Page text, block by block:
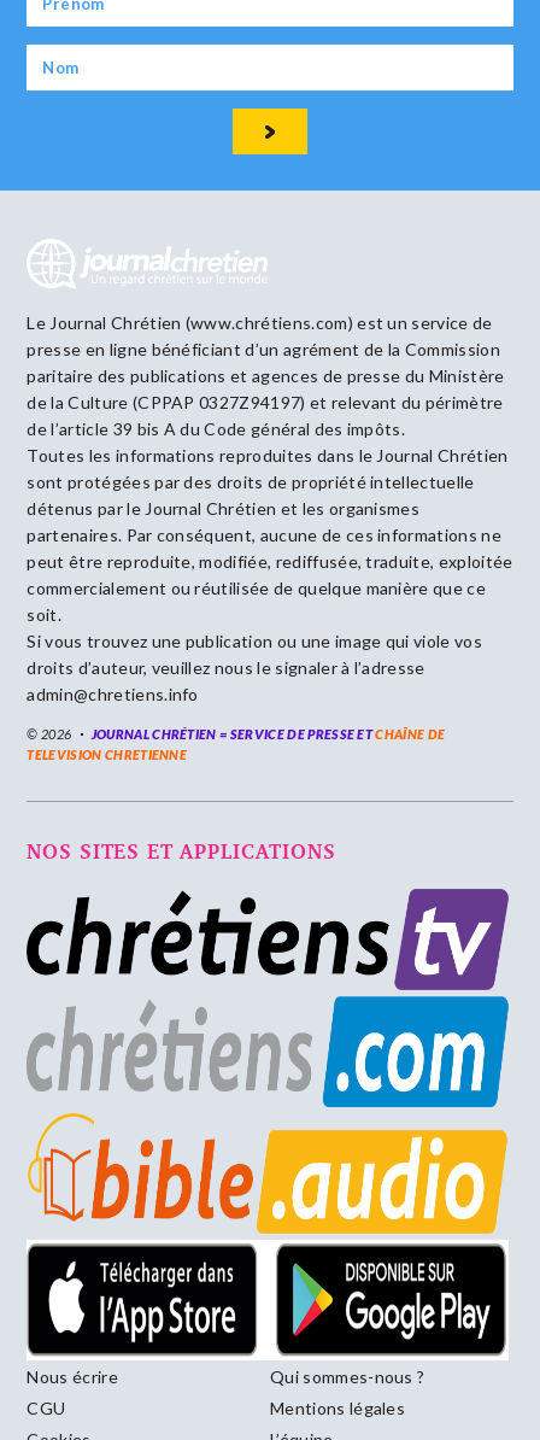
Le Journal Chrétien (www.chrétiens.com) est un service de
presse en ligne bénéficiant d’un agrément de la Commission
paritaire des publications et agences de presse du Ministère
de la Culture (CPPAP 0327Z94197) et relevant du périmètre
de l’article 39 bis A du Code général des impôts.
Toutes les informations reproduites dans le Journal Chrétien
sont protégées par des droits de propriété intellectuelle
détenus par le Journal Chrétien et les organismes
partenaires. Par conséquent, aucune de ces informations ne
peut être reproduite, modifiée, rediffusée, traduite, exploitée
commercialement ou réutilisée de quelque manière que ce
soit.
Si vous trouvez une publication ou une image qui viole vos
droits d’auteur, veuillez nous le signaler à l’adresse
admin@chretiens.info
© 2026 JOURNAL CHRÉTIEN = SERVICE DE PRESSE ETCHAÎNE DE
TELEVISION CHRETIENNE
NOS SITES ET APPLICATIONS
Nous écrire
Qui sommes-nous ?
CGU
Mentions légales